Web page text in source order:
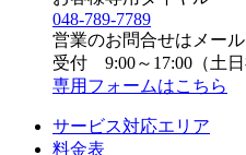
048-789-7789
営業のお問合せはメー
受付 9:00～17:00（土日
専用フォームはこちら
サービス対応エリア
料金表